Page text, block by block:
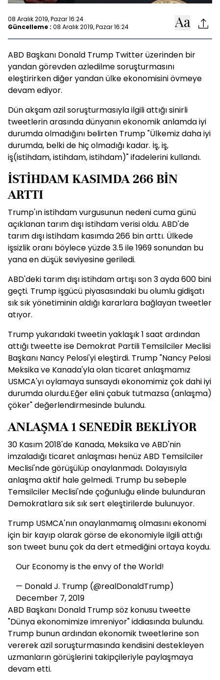
08 Aralık 2019, Pazar 16:24
Güncelleme : 08 Aralık 2019, Pazar 16:24
ABD Başkanı Donald Trump Twitter üzerinden bir
yandan görevden azledilme soruşturmasını
eleştirirken diğer yandan ülke ekonomisini övmeye
devam ediyor.
Dün akşam azil soruşturmasıyla ilgili attığı sinirli
tweetlerin arasında dünyanın ekonomik anlamda iyi
durumda olmadığını belirten Trump "Ülkemiz daha iyi
durumda, belki de hiç olmadığı kadar. İş, iş,
iş(istihdam, istihdam, istihdam)" ifadelerini kullandı.
İSTİHDAM KASIMDA 266 BİN
ARTTI
Trump'ın istihdam vurgusunun nedeni cuma günü
açıklanan tarım dışı istihdam verisi oldu. ABD'de
tarım dışı istihdam kasımda 266 bin arttı. Ülkede
işsizlik oranı böylece yüzde 3.5 ile 1969 sonundan bu
yana en düşük seviyesine geriledi.
ABD'deki tarım dışı istihdam artışı son 3 ayda 600 bini
geçti. Trump işgücü piyasasındaki bu olumlu gidişatı
sık sık yönetiminin aldığı kararlara bağlayan tweetler
atıyor.
Trump yukarıdaki tweetin yaklaşık 1 saat ardından
attığı tweette ise Demokrat Partili Temsilciler Meclisi
Başkanı Nancy Pelosi'yi eleştirdi. Trump "Nancy Pelosi
Meksika ve Kanada'yla olan ticaret anlaşmamız
USMCA'yı oylamaya sunsaydı ekonomimiz çok dahi iyi
durumda olurdu.Eğer elini çabuk tutmazsa (anlaşma)
çöker" değerlendirmesinde bulundu.
ANLAŞMA 1 SENEDİR BEKLİYOR
30 Kasım 2018'de Kanada, Meksika ve ABD'nin
imzaladığı ticaret anlaşması henüz ABD Temsilciler
Meclisi'nde görüşülüp onaylanmadı. Dolayısıyla
anlaşma aktif hale gelmedi. Trump bu sebeple
Temsilciler Meclisi'nde çoğunluğu elinde bulunduran
Demokratlara sık sık sert eleştirilerde bulunuyor.
Trump USMCA'nın onaylanmamış olmasını ekonomi
için bir kayıp olarak görse de ekonomiyle ilgili attığı
son tweet bunu çok da dert etmediğini ortaya koydu.
Our Economy is the envy of the World!
— Donald J. Trump (@realDonaldTrump)
December 7, 2019
ABD Başkanı Donald Trump söz konusu tweette
"Dünya ekonomimize imreniyor" iddiasında bulundu.
Trump bunun ardından ekonomik tweetlerine son
vererek azil soruşturmasında kendisini destekleyen
uzmanların görüşlerini takipçileriyle paylaşmaya
devam etti.